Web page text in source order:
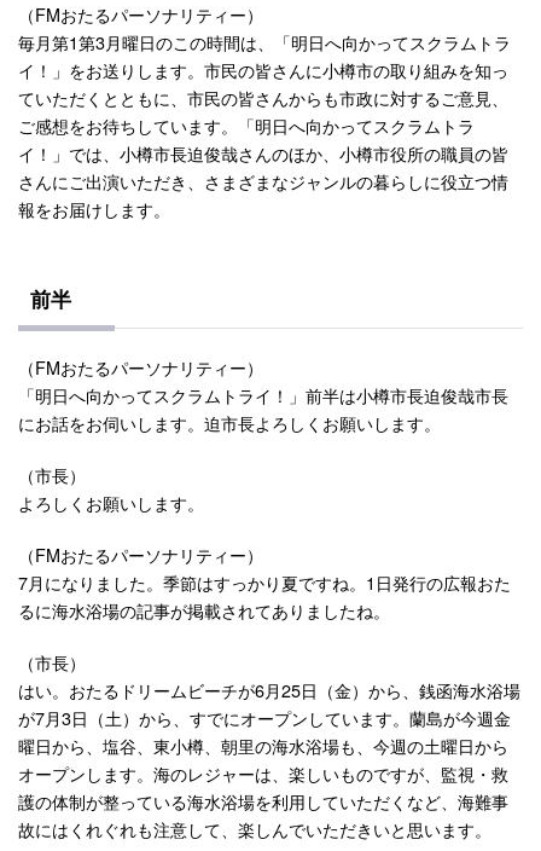
（FMおたるパーソナリティー）
毎月第1第3月曜日のこの時間は、「明日へ向かってスクラムトラ
イ！」をお送りします。市民の皆さんに小樽市の取り組みを知っ
ていただくとともに、市民の皆さんからも市政に対するご意見、
ご感想をお待ちしています。「明日へ向かってスクラムトラ
イ！」では、小樽市長迫俊哉さんのほか、小樽市役所の職員の皆
さんにご出演いただき、さまざまなジャンルの暮らしに役立つ情
報をお届けします。
前半
（FMおたるパーソナリティー）
「明日へ向かってスクラムトライ！」前半は小樽市長迫俊哉市長
にお話をお伺いします。迫市長よろしくお願いします。
（市長）
よろしくお願いします。
（FMおたるパーソナリティー）
7月になりました。季節はすっかり夏ですね。1日発行の広報おた
るに海水浴場の記事が掲載されてありましたね。
（市長）
はい。おたるドリームビーチが6月25日（金）から、銭函海水浴場
が7月3日（土）から、すでにオープンしています。蘭島が今週金
曜日から、塩谷、東小樽、朝里の海水浴場も、今週の土曜日から
オープンします。海のレジャーは、楽しいものですが、監視・救
護の体制が整っている海水浴場を利用していただくなど、海難事
故にはくれぐれも注意して、楽しんでいただきいと思います。